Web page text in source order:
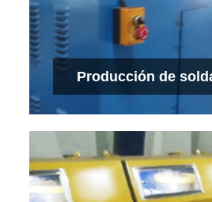
Producción de
Ver más
Producción de